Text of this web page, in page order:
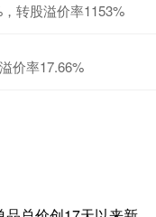
转股溢价率1153%
价率17.66%